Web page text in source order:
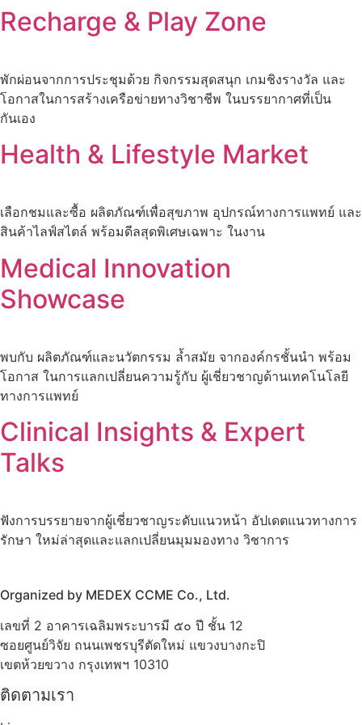
Skip
toRecharge & Play Zone
พักผ่อนจากการประชุมด้วย กิจกรรมสุดสนุก เกมชิงรางวัล และ
โอกาสในการสร้างเครือข่ายทางวิชาชีพ ในบรรยากาศที่เป็น
กันเอง
Health & Lifestyle Market
เลือกชมและซื้อ ผลิตภัณฑ์เพื่อสุขภาพ อุปกรณ์ทางการแพทย์ และ
สินค้าไลฟ์สไตล์ พร้อมดีลสุดพิเศษเฉพาะ ในงาน
Medical Innovation
Showcase
พบกับ ผลิตภัณฑ์และนวัตกรรม ล้ำสมัย จากองค์กรชั้นนำ พร้อม
โอกาส ในการแลกเปลี่ยนความรู้กับ ผู้เชี่ยวชาญด้านเทคโนโลยี
ทางการแพทย์
Clinical Insights & Expert
Talks
ฟังการบรรยายจากผู้เชี่ยวชาญระดับแนวหน้า อัปเดตแนวทางการ
รักษา ใหม่ล่าสุดและแลกเปลี่ยนมุมมองทาง วิชาการ
Organized by MEDEX CCME Co., Ltd.
เลขที่ 2 อาคารเฉลิมพระบารมี ๕๐ ปี ชั้น 12
ซอยศูนย์วิจัย ถนนเพชรบุรีตัดใหม่ แขวงบางกะปิ
เขตห้วยขวาง กรุงเทพฯ 10310
ติดตามเรา